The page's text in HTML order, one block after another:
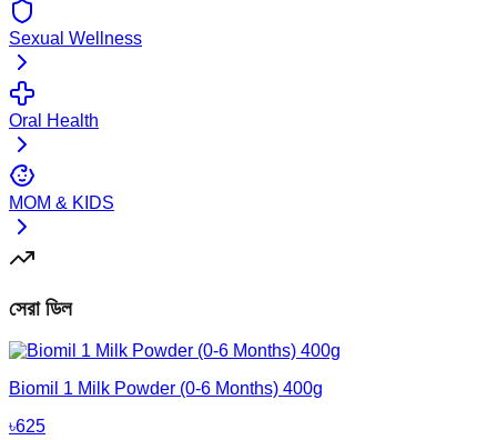
Sexual Wellness
Oral Health
MOM & KIDS
সেরা ডিল
Biomil 1 Milk Powder (0-6 Months) 400g
৳625